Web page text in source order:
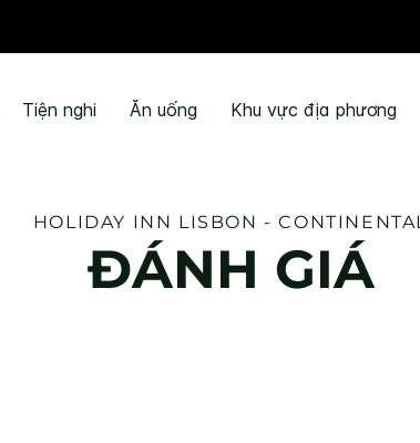
Tiện nghi Ăn uống Khu vực địa phương
HOLIDAY INN LISBON - CONTINENTAL
ĐÁNH GIÁ